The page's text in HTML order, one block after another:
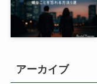
アーカイブ